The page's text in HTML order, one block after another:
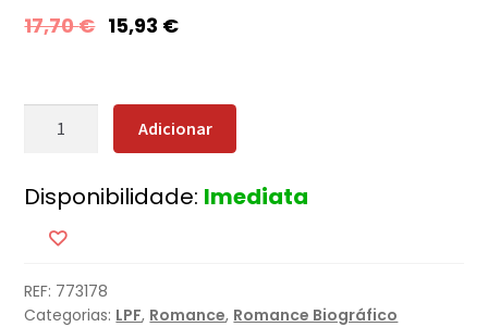
17,70€ 15,93 €
Quantidade
Irmã
Luísa
Todi
Adicionar
Disponibilidade: Imediata
REF: 773178
Categorias: LPF, Romance, Romance Biográfico